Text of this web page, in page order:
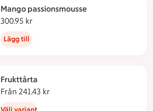
Mango passionsmousse
300.95 kr
Lägg till
Frukttårta
Från 241.43 kr